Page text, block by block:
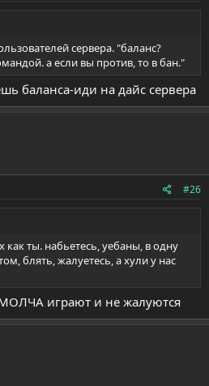
сервера. "баланс?
а если вы против, то в бан."
баланса-иди на дайс сервера
#26
как ты. набьетесь, уебаны, в одну
блять, жалуетесь, а хули у нас
играют и не жалуются